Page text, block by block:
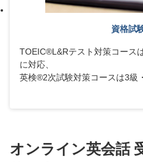
資格試
TOEIC®L&Rテスト対策コース
に対応、
英検®2次試験対策コースは3級
オンライン英会話